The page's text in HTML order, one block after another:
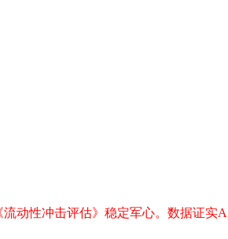
动性冲击评估》稳定军心。数据证